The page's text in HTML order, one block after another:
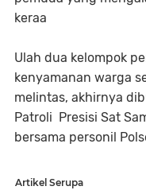
keraa
Ulah dua kelompok
kenyamanan warga
melintas, akhirnya
Patroli Presisi Sat
bersama personil
Artikel Serupa